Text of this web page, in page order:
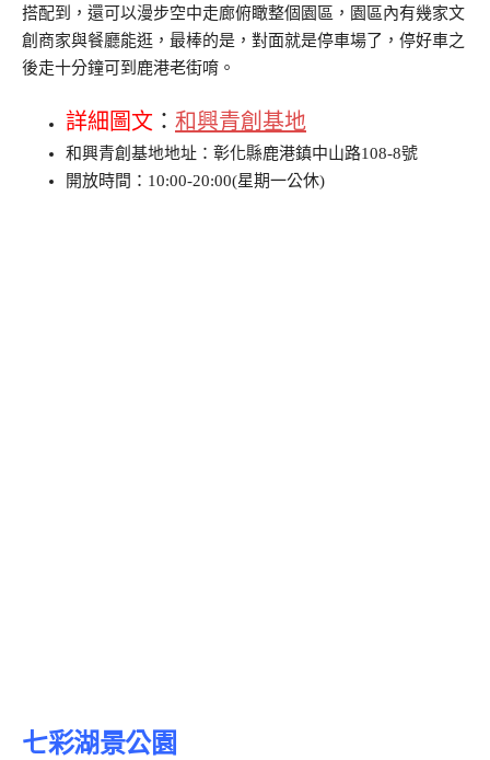
搭配到，還可以漫步空中走廊俯瞰整個園區，園區內有幾家文
創商家與餐廳能逛，最棒的是，對面就是停車場了，停好車之
後走十分鐘可到鹿港老街唷。
詳細圖文 ： 和興青創基地
和興青創基地地址：彰化縣鹿港鎮中山路108-8號
開放時間：10:00-20:00(星期一公休)
七彩湖景公園